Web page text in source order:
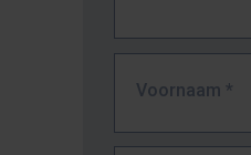
Voornaam *